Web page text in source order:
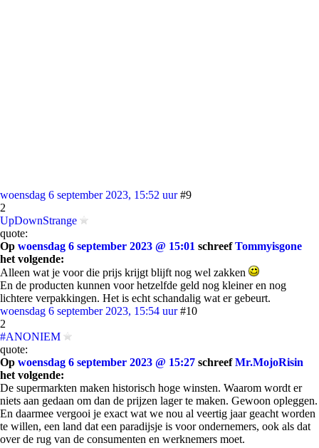
woensdag 6 september 2023, 15:52 uur #9
2
UpDownStrange
quote:
Op woensdag 6 september 2023 @ 15:01 schreefTommyisgone
het volgende:
Alleen wat je voor die prijs krijgt blijft nog wel zakken
En de producten kunnen voor hetzelfde geld nog kleiner en nog
lichtere verpakkingen. Het is echt schandalig wat er gebeurt.
woensdag 6 september 2023, 15:54 uur #10
2
#ANONIEM
quote:
Op woensdag 6 september 2023 @ 15:27 schreefMr.MojoRisin
het volgende:
De supermarkten maken historisch hoge winsten. Waarom wordt er
niets aan gedaan om dan de prijzen lager te maken. Gewoon opleggen.
En daarmee vergooi je exact wat we nou al veertig jaar geacht worden
te willen, een land dat een paradijsje is voor ondernemers, ook als dat
over de rug van de consumenten en werknemers moet.